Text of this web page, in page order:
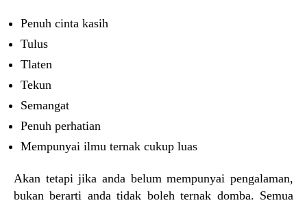
Penuh cinta kasih
Tulus
Tlaten
Tekun
Semangat
Penuh perhatian
Mempunyai ilmu ternak cukup luas
Akan tetapi jika anda belum mempunyai pengalaman,
bukan berarti anda tidak boleh ternak domba. Semua